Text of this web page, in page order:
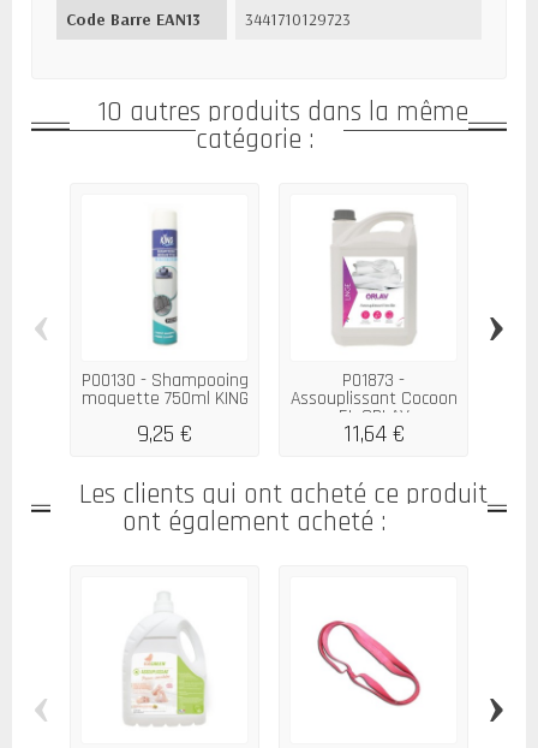
Code Barre EAN13 3441710129723
10 autres produits dans la même
catégorie :
P00130 - Shampooing
moquette 750ml KING
9,25 €
P01873 -
Assouplissant Cocoon
5L ORLAV
11,64 €
‹ ›
Les clients qui ont acheté ce produit
ont également acheté :
‹ ›